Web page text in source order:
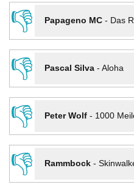
👎
Papageno MC- Das
👎
Pascal Silva- Aloha
👎
Peter Wolf- 1000
👎
Rammbock-